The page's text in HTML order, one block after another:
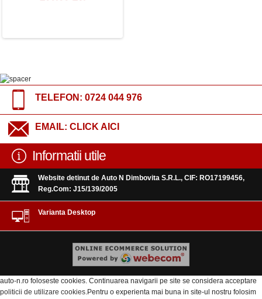
TELEFON: 0724 044 976
EMAIL: CLICK AICI
Informatii utile
Website detinut de Auto N Dimbovita S.R.L., CIF: RO17199456,
Reg.Com: J15/139/2005
Varianta Desktop
auto-n.ro foloseste cookies. Continuarea navigarii pe site se considera acceptare
politicii de utilizare cookies .Pentru o experienta mai buna in site-ul nostru folosim